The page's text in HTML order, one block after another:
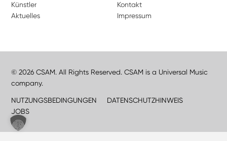
Künstler
Aktuelles
Kontakt
Impressum
© 2026 CSAM. All Rights Reserved. CSAM is a Universal Music
company.
NUTZUNGSBEDINGUNGEN
DATENSCHUTZHINWEIS
JOBS